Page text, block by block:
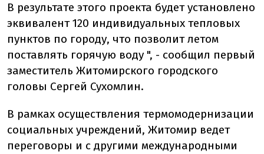
В результате этого проекта будет установлено
эквивалент 120 индивидуальных тепловых
пунктов по городу, что позволит летом
поставлять горячую воду ", - сообщил первый
заместитель Житомирского городского
головы Сергей Сухомлин.
В рамках осуществления термомодернизации
социальных учреждений, Житомир ведет
переговоры и с другими международными